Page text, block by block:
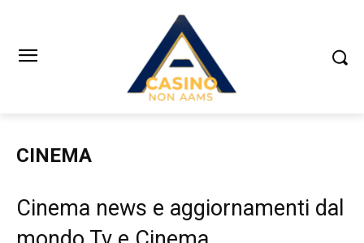
CINEMA
Cinema news e aggiornamenti dal